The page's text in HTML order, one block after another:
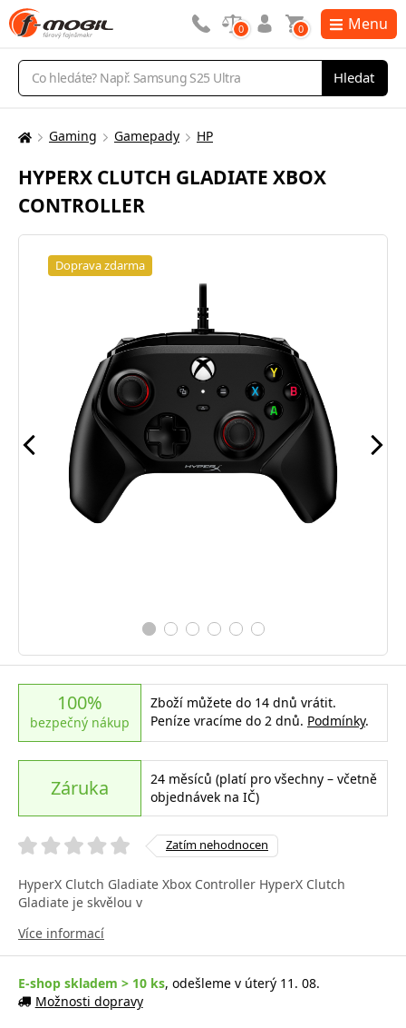
Vyhledávání
Hledat
0 0 Menu
Zde
nacházíte:
Gaming Gamepady HP
HYPERX CLUTCH GLADIATE XBOX
CONTROLLER
Doprava zdarma
100%
bezpečný nákup
Zboží můžete do 14 dnů vrátit.
Peníze vracíme do 2 dnů. Podmínky.
Záruka
24 měsíců (platí pro všechny – včetně
objednávek na IČ)
Zatím nehodnocen
HyperX Clutch Gladiate Xbox Controller HyperX Clutch
Gladiate je skvělou v
Více informací
E-shop skladem > 10 ks, odešleme v úterý 11. 08.
Možnosti dopravy